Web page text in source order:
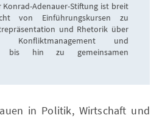
Konrad-Adenauer-Stiftung ist breit
von Einführungskursen zu
und Rhetorik über
Konfliktmanagement und
bis hin zu gemeinsamen
in Politik, Wirtschaft und